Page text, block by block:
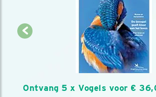
Ontvang 5 x Vogels voor €